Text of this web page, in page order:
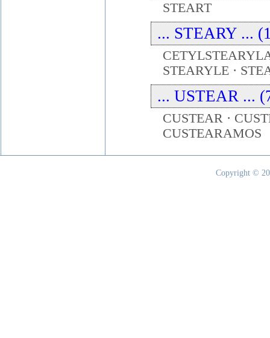
STEART
... STEARY ...
STEARYLE ·
... USTEAR ...
CUSTEAR ·
CUSTEARAMOS
Copyright ©